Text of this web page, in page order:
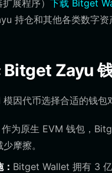
展程序） 下载 Bitget
持仓和其他各类数字资
Bitget Zayu
因代币选择合适的钱
作为原生 EVM 钱包，
摩擦。
Bitget Wallet 拥有 3